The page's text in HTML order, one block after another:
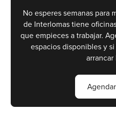
No esperes semanas para
de Interlomas tiene
que empieces a trabajar.
espacios disponibles y
arrancar